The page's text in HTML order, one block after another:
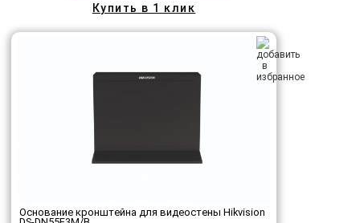
Купить в 1 клик
Основание кронштейна для видеостены Hikvision